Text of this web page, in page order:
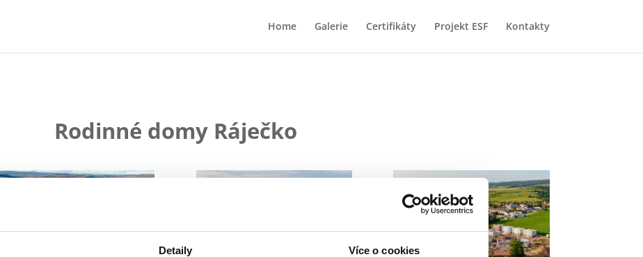
Detaily Více o cookies
Home Galerie Certifikáty Projekt ESF Kontakty
Rodinné domy Ráječko